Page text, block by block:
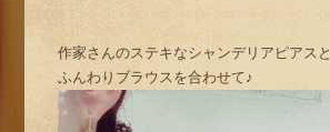
作家さんのステキなシャンデリアピアスと
ふんわりブラウスを合わせて♪